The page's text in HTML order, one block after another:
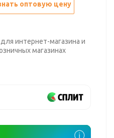
оптовую цену
интернет-магазина и
магазинах